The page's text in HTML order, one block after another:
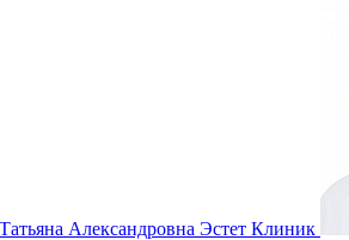
Александровна Эстет Клиник